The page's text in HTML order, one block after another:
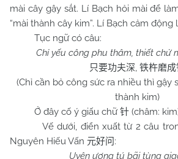
mài cây gậy sắt. Lí Bạch hỏi mài để
“mài thành cây kim”. Lí Bạch cảm động
Tục ngữ có câu:
Chỉ yếu công phu thâm, thiết chử
只要功夫深, 铁杵磨成
(Chỉ cần bỏ công sức ra nhiều thì gậy
thành kim)
Ở đây cố ý giấu chữ针 (châm:
Vế dưới, điển xuất từ 2 câu
Nguyên Hiếu Vấn 元好问 :
Uyên ương tú bãi tùng